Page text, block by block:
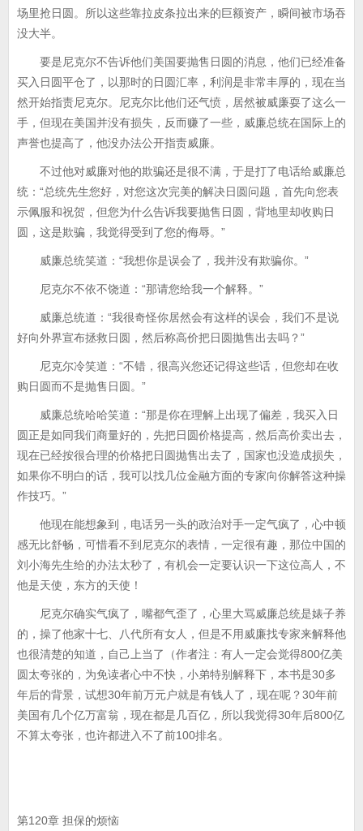
场里抢日圆。所以这些靠拉皮条拉出来的巨额资产，瞬间被市场吞
没大半。
要是尼克尔不告诉他们美国要抛售日圆的消息，他们已经准备
买入日圆平仓了，以那时的日圆汇率，利润是非常丰厚的，现在当
然开始指责尼克尔。尼克尔比他们还气愤，居然被威廉耍了这么一
手，但现在美国并没有损失，反而赚了一些，威廉总统在国际上的
声誉也提高了，他没办法公开指责威廉。
不过他对威廉对他的欺骗还是很不满，于是打了电话给威廉总
统：“总统先生您好，对您这次完美的解决日圆问题，首先向您表
示佩服和祝贺，但您为什么告诉我要抛售日圆，背地里却收购日
圆，这是欺骗，我觉得受到了您的侮辱。”
威廉总统笑道：“我想你是误会了，我并没有欺骗你。”
尼克尔不依不饶道：“那请您给我一个解释。”
威廉总统道：“我很奇怪你居然会有这样的误会，我们不是说
好向外界宣布拯救日圆，然后称高价把日圆抛售出去吗？”
尼克尔冷笑道：“不错，很高兴您还记得这些话，但您却在收
购日圆而不是抛售日圆。”
威廉总统哈哈笑道：“那是你在理解上出现了偏差，我买入日
圆正是如同我们商量好的，先把日圆价格提高，然后高价卖出去，
现在已经按很合理的价格把日圆抛售出去了，国家也没造成损失，
如果你不明白的话，我可以找几位金融方面的专家向你解答这种操
作技巧。”
他现在能想象到，电话另一头的政治对手一定气疯了，心中顿
感无比舒畅，可惜看不到尼克尔的表情，一定很有趣，那位中国的
刘小海先生给的办法太秒了，有机会一定要认识一下这位高人，不
他是天使，东方的天使！
尼克尔确实气疯了，嘴都气歪了，心里大骂威廉总统是婊子养
的，操了他家十七、八代所有女人，但是不用威廉找专家来解释他
也很清楚的知道，自己上当了（作者注：有人一定会觉得800亿美
圆太夸张的，为免读者心中不快，小弟特别解释下，本书是30多
年后的背景，试想30年前万元户就是有钱人了，现在呢？30年前
美国有几个亿万富翁，现在都是几百亿，所以我觉得30年后800亿
不算太夸张，也许都进入不了前100排名。
第120章 担保的烦恼